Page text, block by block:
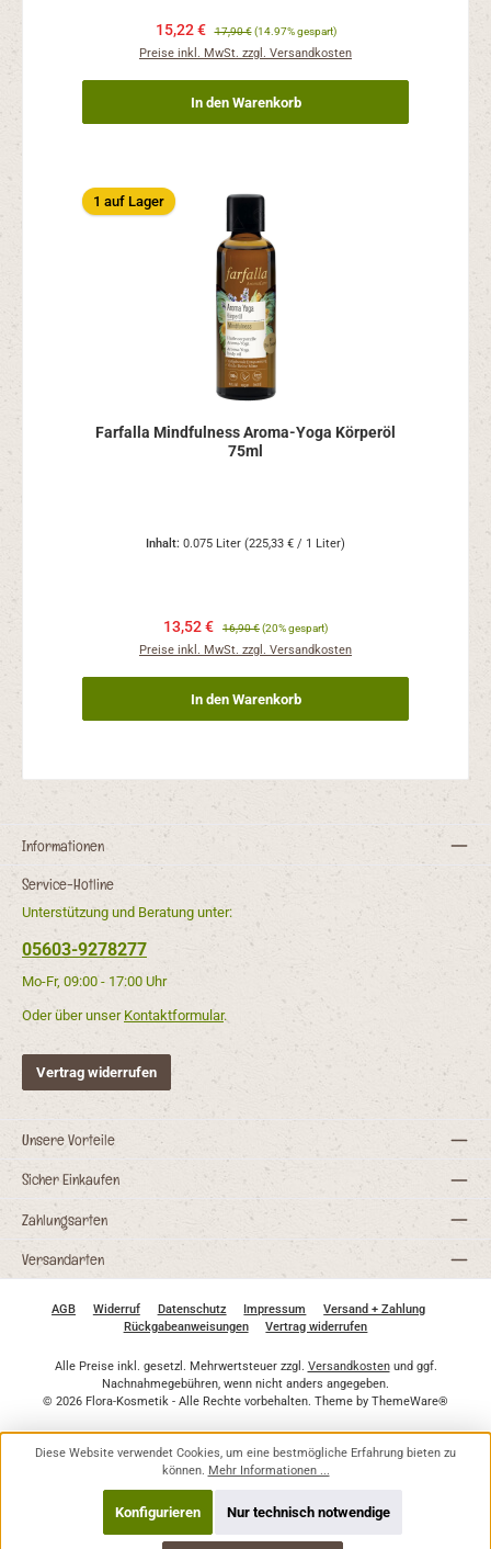
15,22 € 17,90 € (14.97% gespart)
Preise inkl. MwSt. zzgl. Versandkosten
In den Warenkorb
1 auf Lager
Farfalla Mindfulness Aroma-Yoga Körperöl
75ml
Inhalt: 0.075 Liter (225,33 € / 1 Liter)
13,52 € 16,90 €(20% gespart)
Preise inkl. MwSt. zzgl. Versandkosten
In den Warenkorb
Informationen
Service-Hotline
Unterstützung und Beratung unter:
05603-9278277
Mo-Fr, 09:00 - 17:00 Uhr
Oder über unser Kontaktformular.
Vertrag widerrufen
Unsere Vorteile
Sicher Einkaufen
Zahlungsarten
Versandarten
AGB Widerruf Datenschutz Impressum
Versand + Zahlung
Rückgabeanweisungen
Vertrag widerrufen
Alle Preise inkl. gesetzl. Mehrwertsteuer zzgl. Versandkostenund ggf.
Nachnahmegebühren, wenn nicht anders angegeben.
© 2026 Flora-Kosmetik - Alle Rechte vorbehalten. Theme by ThemeWare®
Diese Website verwendet Cookies, um eine bestmögliche Erfahrung bieten zu
können. Mehr Informationen ...
Nur technisch notwendige
Konfigurieren